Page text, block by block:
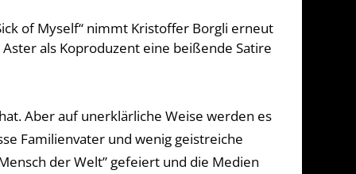
of Myself“ nimmt Kristoffer Borgli erneut
als Koproduzent eine beißende Satire
Aber auf unerklärliche Weise werden es
Familienvater und wenig geistreiche
der Welt” gefeiert und die Medien